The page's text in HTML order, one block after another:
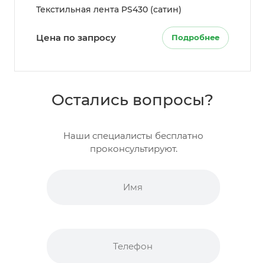
Текстильная лента PS430 (сатин)
Цена по запросу Подробнее
Остались вопросы?
Наши специалисты бесплатно
проконсультируют.